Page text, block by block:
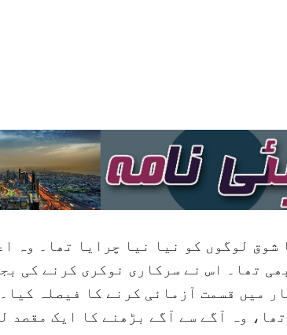
شوق لوگوں کو نیا نیا چرایا تھا۔ وہ
تھا۔ اس نے سرکاری نوکری کرنے کی
وہ آگے سے آگے بڑھنے کا ایک مقصد